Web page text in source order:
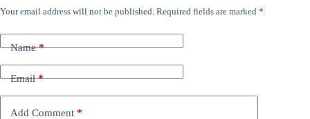
Your email address will not be published. Required fields are marked *
Name*
Email*
Add Comment *